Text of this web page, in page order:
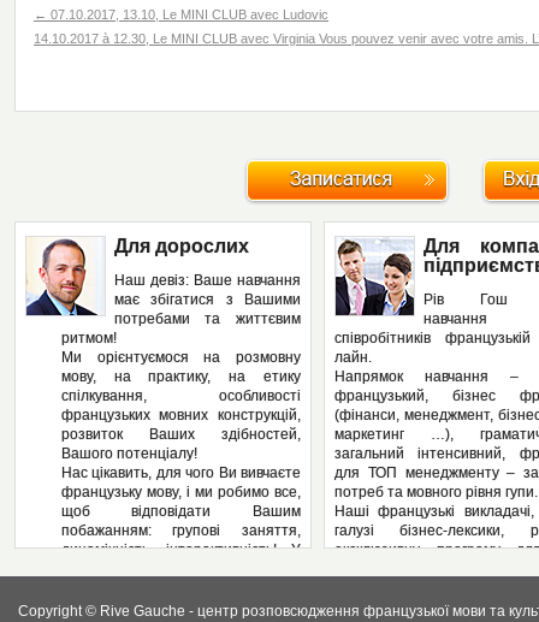
← 07.10.2017, 13.10, Le MINI CLUB avec Ludovic
14.10.2017 à 12.30, Le MINI CLUB avec Virginia Vous pouvez venir avec votre amis.
Для дорослих
Наш девіз: Ваше навчання
має збігатися з Вашими
потребами та життєвим
ритмом!
Ми орієнтуємося на розмовну
мову, на практику, на етику
спілкування, особливості
французьких мовних конструкцій,
розвиток Ваших здібностей,
Вашого потенціалу!
Нас цікавить, для чого Ви вивчаєте
французьку мову, і ми робимо все,
щоб відповідати Вашим
побажанням: групові заняття,
динамічність, інтерактивність! У
педагогічного процесу! І як
Для
Рів Гош
навчання
співробітників
лайн.
Напрямок навчання –
французький, бізнес
(фінанси, менеджмент,
маркетинг …),
загальний інтенсивний,
для ТОП менеджменту –
потреб та мовного рівня гупи.
Наші французькі
галузі бізнес-лексики,
ексклюзивну програму
Вашому підприємстві:
Copyright © Rive Gauche - центр розповсюдження французької мови та